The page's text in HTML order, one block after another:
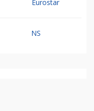
Eurostar
NS